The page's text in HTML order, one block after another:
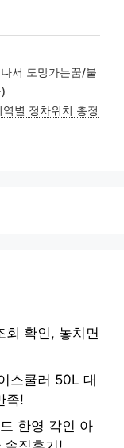
서 도망가는꿈/불
별 정차위치 총정
회 확인, 놓치면
스쿨러 50L 대
족!
한영 각인 아